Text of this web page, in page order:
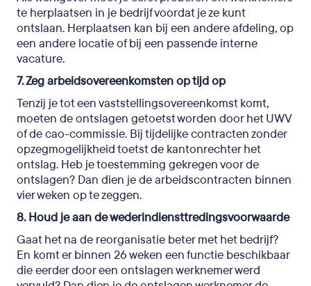
te herplaatsen in je bedrijf voordat je ze kunt
ontslaan. Herplaatsen kan bij een andere afdeling, op
een andere locatie of bij een passende interne
vacature.
7. Zeg arbeidsovereenkomsten op tijd op
Tenzij je tot een vaststellingsovereenkomst komt,
moeten de ontslagen getoetst worden door het UWV
of de cao-commissie. Bij tijdelijke contracten zonder
opzegmogelijkheid toetst de kantonrechter het
ontslag. Heb je toestemming gekregen voor de
ontslagen? Dan dien je de arbeidscontracten binnen
vier weken op te zeggen.
8. Houd je aan de wederindiensttredingsvoorwaarde
Gaat het na de reorganisatie beter met het bedrijf?
En komt er binnen 26 weken een functie beschikbaar
die eerder door een ontslagen werknemer werd